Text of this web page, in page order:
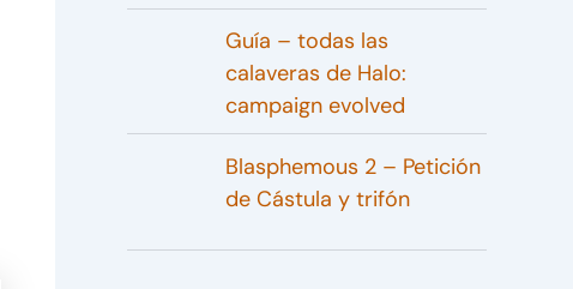
Guía – todas las
calaveras de Halo:
campaign evolved
Blasphemous 2 – Petición
de Cástula y trifón